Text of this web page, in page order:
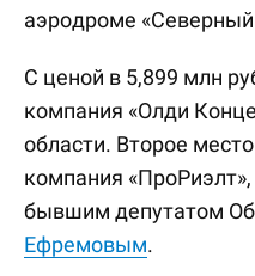
аэродроме
С ценой в 5,899 млн
компания «Олди
области. Второе
компания
бывшим депутатом
Ефремовым.